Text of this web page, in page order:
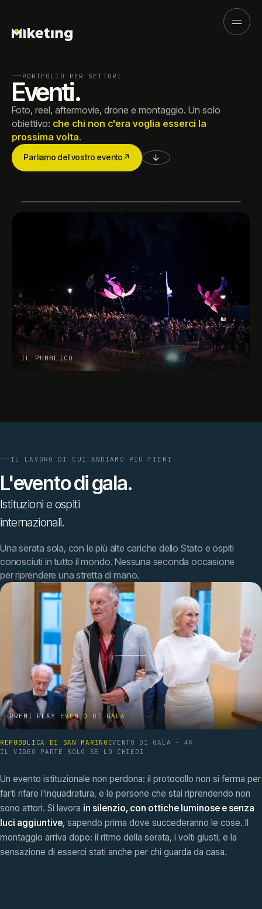
PORTFOLIO PER SETTORI
Eventi.
Foto, reel, aftermovie, drone e montaggio. Un solo
obiettivo: che chi non c'era voglia esserci la
prossima volta.
Parliamo del vostro evento ↗ ↓
IL PUBBLICO
IL LAVORO DI CUI ANDIAMO PIÙ FIERI
L'eventodigala.
Istituzioni e ospiti
internazionali.
Una serata sola, con le più alte cariche dello Stato e ospiti
conosciuti in tutto il mondo. Nessuna seconda occasione
per riprendere una stretta di mano.
PREMI PLAY EVENTO DI GALA
REPUBBLICA DI SAN MARINO EVENTO DI GALA · 4K
IL VIDEO PARTE SOLO SE LO CHIEDI
Un evento istituzionale non perdona: il protocollo non si ferma per
farti rifare l'inquadratura, e le persone che stai riprendendo non
sono attori. Si lavora in silenzio, con ottiche luminose e senza
luci aggiuntive, sapendo prima dove succederanno le cose. Il
montaggio arriva dopo: il ritmo della serata, i volti giusti, e la
sensazione di esserci stati anche per chi guarda da casa.